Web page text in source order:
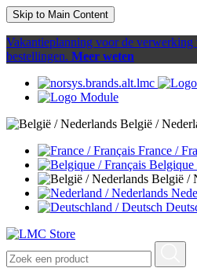
Skip to Main Content
Vakantieplanning voor de
bestellingen. Meer weten
België /
France /
Belgique
België /